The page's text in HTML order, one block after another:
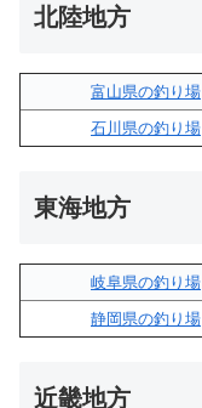
北陸地方
富山県の釣り場
石川県の釣り場
東海地方
岐阜県の釣り場
静岡県の釣り場
近畿地方